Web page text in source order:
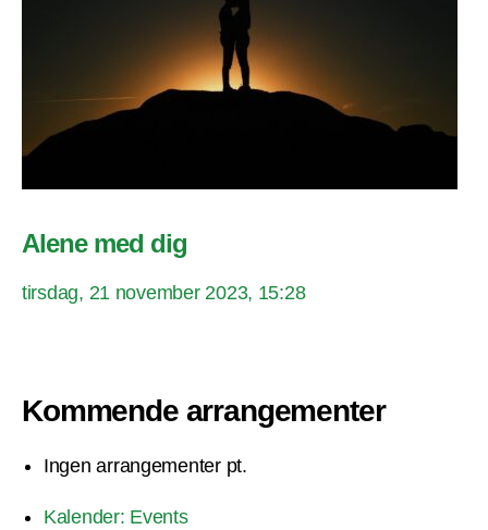
Alene med dig
tirsdag, 21 november 2023, 15:28
Kommende arrangementer
Ingen arrangementer pt.
Kalender: Events